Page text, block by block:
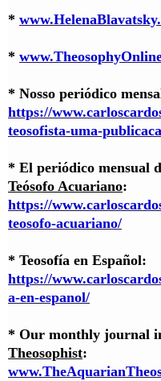
*
*
* Nosso periódico
https://
teosofista-uma-
* El periódico mensual
Teósofo Acuariano:
https://
teosofo-acuariano/
* Teosofía en Español:
https://
a-en-espanol/
* Our monthly journal
Theosophist: